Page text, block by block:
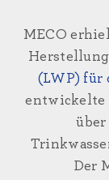
MECO
(LWP) für
entwickelte
über
Der